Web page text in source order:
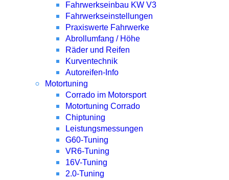
Fahrwerkseinbau KW V3
Fahrwerkseinstellungen
Praxiswerte Fahrwerke
Abrollumfang / Höhe
Räder und Reifen
Kurventechnik
Autoreifen-Info
Motortuning
Corrado im Motorsport
Motortuning Corrado
Chiptuning
Leistungsmessungen
G60-Tuning
VR6-Tuning
16V-Tuning
2.0-Tuning